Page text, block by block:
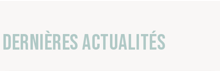
Dernières actualités